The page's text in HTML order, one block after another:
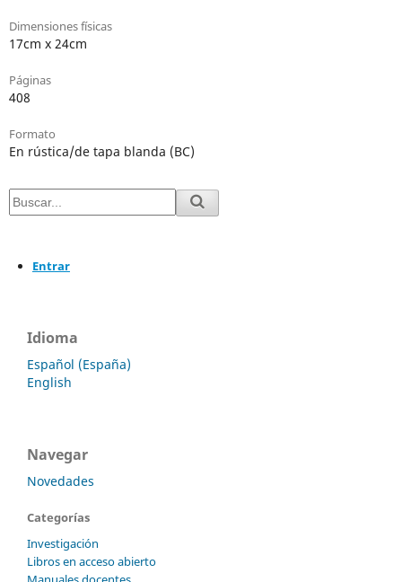
Dimensiones físicas
17cm x 24cm
Páginas
408
Formato
En rústica/de tapa blanda (BC)
Entrar
Idioma
Español (España)
English
Navegar
Novedades
Categorías
Investigación
Libros en acceso abierto